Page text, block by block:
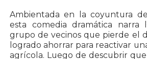
Ambientada en la coyuntura
esta comedia dramática
grupo de vecinos que pierde el
logrado ahorrar para reactivar
agrícola. Luego de descubrir